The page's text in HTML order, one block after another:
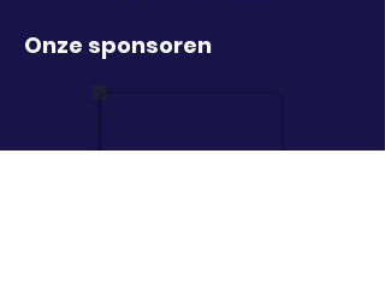
Onze sponsoren